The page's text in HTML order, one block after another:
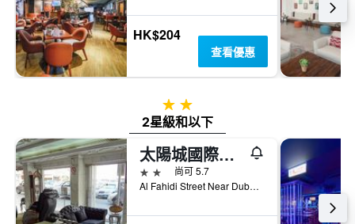
HK$204
查看優惠
2星級
2星級和以下
太陽城國際酒店 - 杜拜
2星級
尚可 5.7
Al Fahidi Street Near Dubai Museum, Dubai City 44981, Uae United Arab Emirates, 杜拜, 阿拉伯聯合大公國